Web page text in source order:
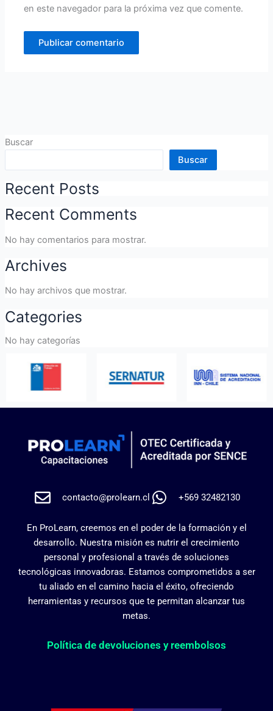
en este navegador para la próxima vez que comente.
Buscar
Buscar
Recent Posts
Recent Comments
No hay comentarios para mostrar.
Archives
No hay archivos que mostrar.
Categories
No hay categorías
contacto@prolearn.cl +569 32482130
En ProLearn, creemos en el poder de la formación y el
desarrollo. Nuestra misión es nutrir el crecimiento
personal y profesional a través de soluciones
tecnológicas innovadoras. Estamos comprometidos a ser
tu aliado en el camino hacia el éxito, ofreciendo
herramientas y recursos que te permitan alcanzar tus
metas.
Política de devoluciones y reembolsos